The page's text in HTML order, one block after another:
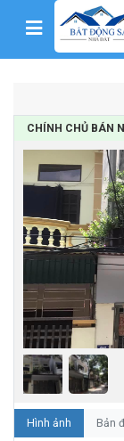
Skip to content
CHÍNH CHỦ BÁN
Hình ảnh Bản